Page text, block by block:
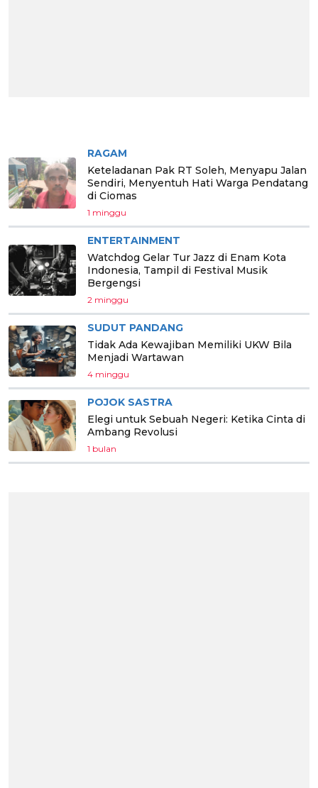
RAGAM
Keteladanan Pak RT Soleh, Menyapu Jalan
Sendiri, Menyentuh Hati Warga Pendatang
di Ciomas
1 minggu
ENTERTAINMENT
Watchdog Gelar Tur Jazz di Enam Kota
Indonesia, Tampil di Festival Musik
Bergengsi
2 minggu
SUDUT PANDANG
Tidak Ada Kewajiban Memiliki UKW Bila
Menjadi Wartawan
4 minggu
POJOK SASTRA
Elegi untuk Sebuah Negeri: Ketika Cinta di
Ambang Revolusi
1 bulan